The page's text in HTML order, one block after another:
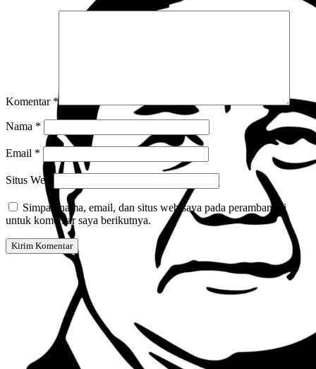
Komentar *
Nama *
Email *
Situs Web
Simpan nama, email, dan situs web saya pada peramban ini
untuk komentar saya berikutnya.